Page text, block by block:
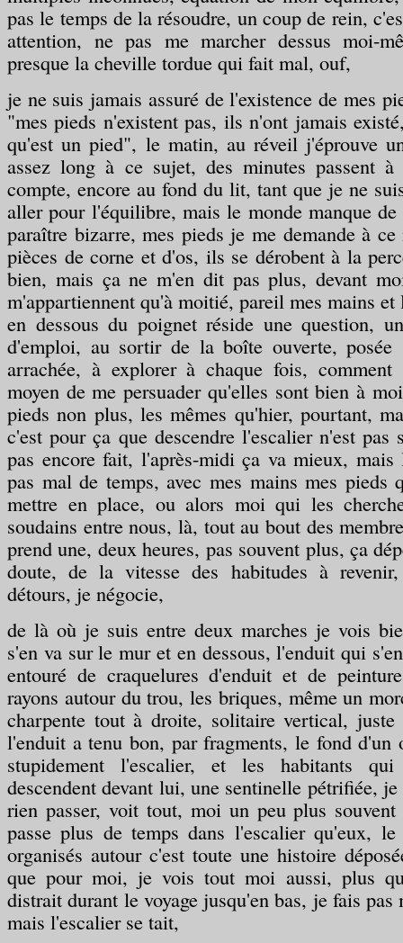
pas le temps de la résoudre, un coup de rein,
attention, ne pas me marcher dessus moi-
presque la cheville tordue qui fait mal, ouf,
je ne suis jamais assuré de l'existence de mes
"mes pieds n'existent pas, ils n'ont jamais
qu'est un pied", le matin, au réveil j'éprouve
assez long à ce sujet, des minutes passent
compte, encore au fond du lit, tant que je ne
aller pour l'équilibre, mais le monde manque
paraître bizarre, mes pieds je me demande à
pièces de corne et d'os, ils se dérobent à la
bien, mais ça ne m'en dit pas plus, devant
m'appartiennent qu'à moitié, pareil mes mains
en dessous du poignet réside une question,
d'emploi, au sortir de la boîte ouverte,
arrachée, à explorer à chaque fois,
moyen de me persuader qu'elles sont bien à
pieds non plus, les mêmes qu'hier, pourtant,
c'est pour ça que descendre l'escalier n'est
pas encore fait, l'après-midi ça va mieux,
pas mal de temps, avec mes mains mes pieds
mettre en place, ou alors moi qui les
soudains entre nous, là, tout au bout des
prend une, deux heures, pas souvent plus, ça
doute, de la vitesse des habitudes à revenir,
détours, je négocie,
de là où je suis entre deux marches je vois
s'en va sur le mur et en dessous, l'enduit qui
entouré de craquelures d'enduit et de
rayons autour du trou, les briques, même un
charpente tout à droite, solitaire vertical,
l'enduit a tenu bon, par fragments, le fond d'un
stupidement l'escalier, et les habitants
descendent devant lui, une sentinelle pétrifiée,
rien passer, voit tout, moi un peu plus
passe plus de temps dans l'escalier qu'eux,
organisés autour c'est toute une histoire
que pour moi, je vois tout moi aussi, plus
distrait durant le voyage jusqu'en bas, je fais
mais l'escalier se tait,